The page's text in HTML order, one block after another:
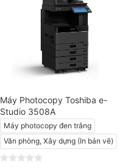
Máy Photocopy Toshiba e-
Studio 3508A
Máy photocopy đen trắng
Văn phòng, Xây dựng (In bản vẽ)